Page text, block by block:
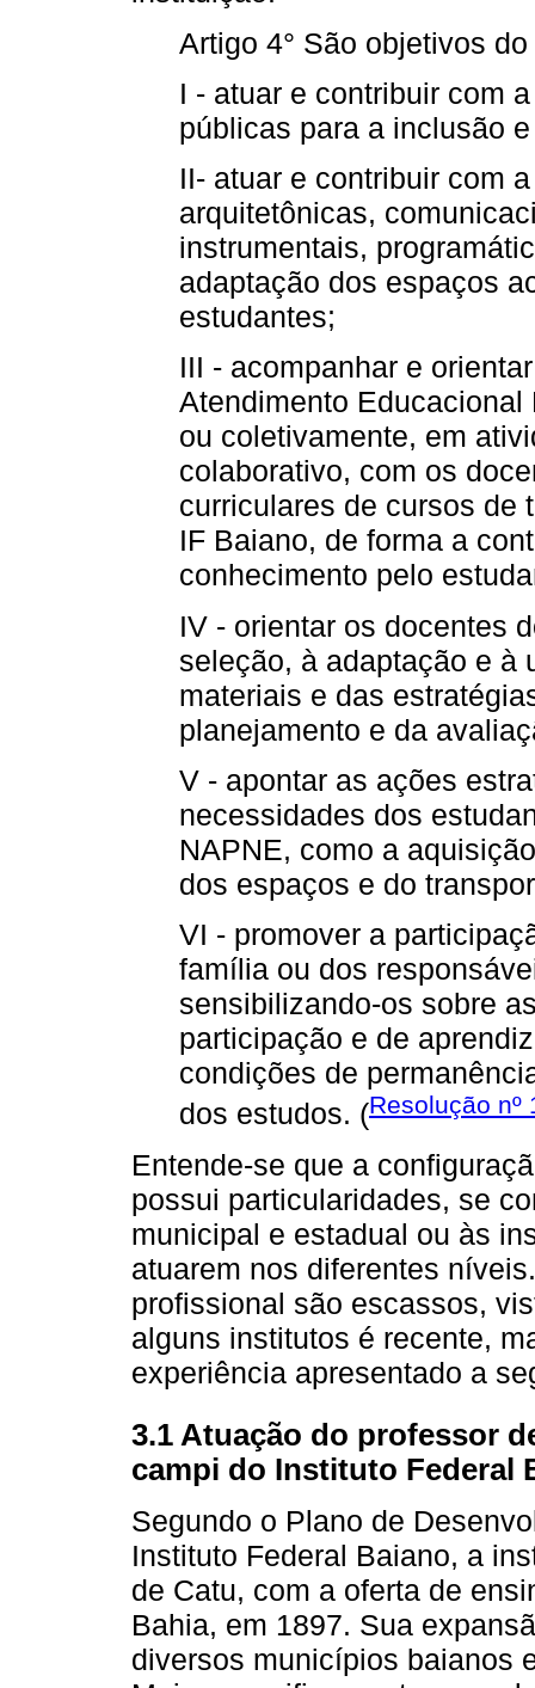
Artigo 4° São objetivos
I - atuar e contribuir com
públicas para a inclusão
II- atuar e contribuir com
arquitetônicas,
instrumentais,
adaptação dos espaços
estudantes;
III - acompanhar e
Atendimento
ou coletivamente, em
colaborativo, com os
curriculares de cursos de
IF Baiano, de forma a
conhecimento pelo
IV - orientar os docentes
seleção, à adaptação e à
materiais e das
planejamento e da
V - apontar as ações
necessidades dos
NAPNE, como a
dos espaços e do
VI - promover a
família ou dos
sensibilizando-os sobre
participação e de
condições de
dos estudos. (Resolução nº
Entende-se que a
possui particularidades, se
municipal e estadual ou às
atuarem nos diferentes
profissional são escassos,
alguns institutos é recente,
experiência apresentado a
3.1 Atuação do professor
campi do Instituto Federal
Segundo o Plano de
Instituto Federal Baiano, a
de Catu, com a oferta de
Bahia, em 1897. Sua
diversos municípios baianos